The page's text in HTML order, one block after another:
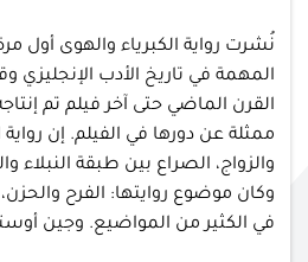
المهمة في تاريخ الأدب الإنجليزي
ممثلة عن دورها في الفيلم. إن
والزواج، الصراع بين طبقة
وكان موضوع روايتها: الفرح
في الكثير من المواضيع. وجين